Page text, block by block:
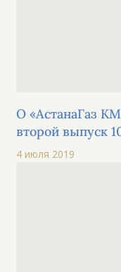
О «АстанаГаз
второй выпуск
рамках первой
4 июля 2019